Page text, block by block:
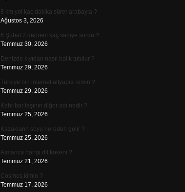
8 km yol kaç dakika sürer arabayla ?
Ağustos 3, 2026
6 Şubat 2 deprem kaç saniye sürdü ?
Temmuz 30, 2026
Denizde kıyıdan nasıl balık tutulur ?
Temmuz 29, 2026
Türkiye’nin internet altyapısı kimin ?
Temmuz 29, 2026
Kehribar taşının diğer adı nedir ?
Temmuz 25, 2026
Kazakların soyu nereden gelir ?
Temmuz 25, 2026
Almanca hangi dil kökeni ?
Temmuz 21, 2026
Cosmos kimin ?
Temmuz 17, 2026